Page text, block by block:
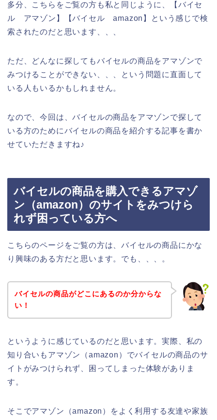
多分、こちらをご覧の方も私と同じように、【バイセ
ル アマゾン】【バイセル amazon】という感じで検
索されたのだと思います、、、
ただ、どんなに探してもバイセルの商品をアマゾンで
みつけることができない、、、という問題に直面して
いる人もいるかもしれません。
なので、今回は、バイセルの商品をアマゾンで探して
いる方のためにバイセルの商品を紹介する記事を書か
せていただきますね♪
バイセルの商品を購入できるアマゾ
ン（amazon）のサイトをみつけら
れず困っている方へ
こちらのページをご覧の方は、バイセルの商品にかな
り興味のある方だと思います。でも、、、。
バイセルの商品がどこにあるのか分からな
い！
というように感じているのだと思います。実際、私の
知り合いもアマゾン（amazon）でバイセルの商品のサ
イトがみつけられず、困ってしまった体験がありま
す。
そこでアマゾン（amazon）をよく利用する友達や家族